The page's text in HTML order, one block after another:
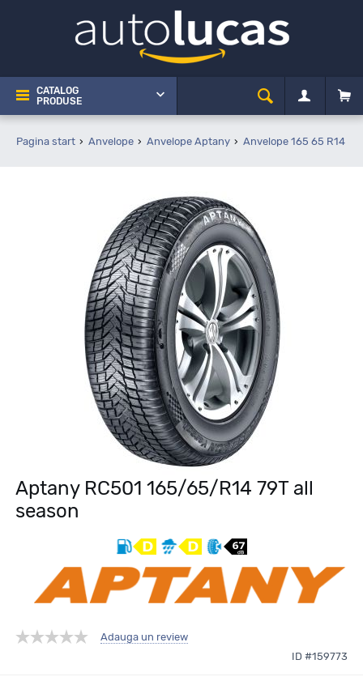
CATALOG
PRODUSE
Pagina start Anvelope Anvelope Aptany Anvelope 165 65 R14
Aptany RC501 165/65/R14 79T all
season
Adauga un review
ID #159773